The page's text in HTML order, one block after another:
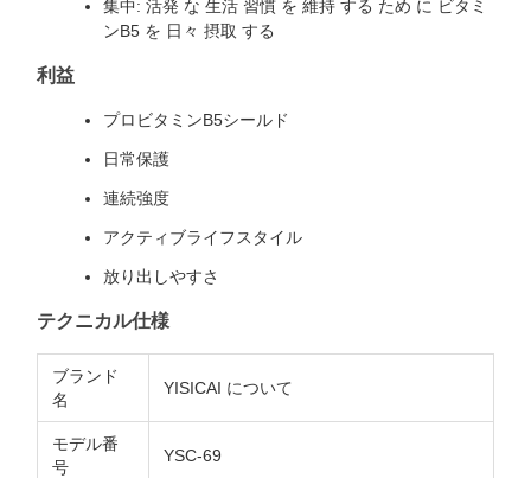
集中: 活発 な 生活 習慣 を 維持 する ため に ビタミ
ンB5 を 日々 摂取 する
利益
プロビタミンB5シールド
日常保護
連続強度
アクティブライフスタイル
放り出しやすさ
テクニカル仕様
ブランド
名
YISICAI について
モデル番
号
YSC-69